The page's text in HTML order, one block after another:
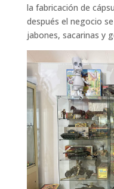
la fabricación de
después el negocio
jabones, sacarinas y